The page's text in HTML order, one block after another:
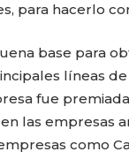
para hacerlo
base para
líneas
fue
las empresas
como